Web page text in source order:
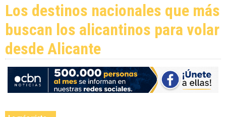
Los destinos nacionales que más
buscan los alicantinos para volar
desde Alicante